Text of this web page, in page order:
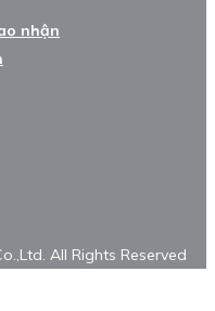
nhận
All Rights Reserved